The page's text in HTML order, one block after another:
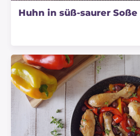
Huhn in süß-saurer Soße